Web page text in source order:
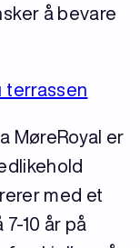
å bevare
terrassen
MøreRoyal er
med et
10 år på